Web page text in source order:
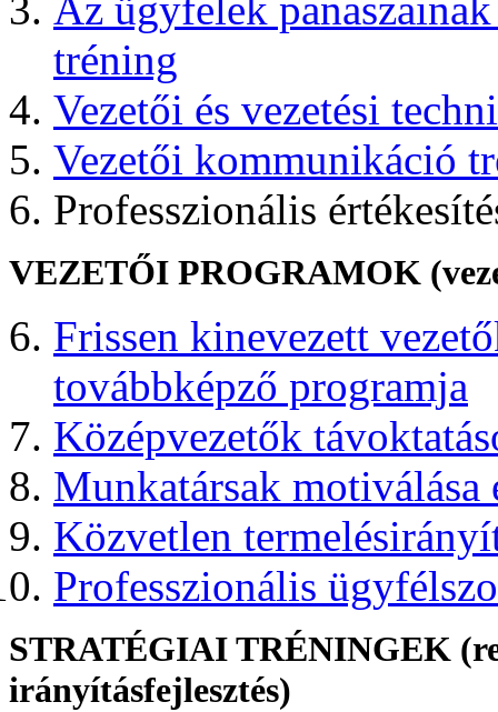
tréning
Vezetői és vezetési
Vezetői kommunikáció
Professzionális
VEZETŐI PROGRAMOK
Frissen kinevezett
továbbképző programja
Középvezetők
Munkatársak motiválása
Közvetlen
Professzionális
STRATÉGIAI TRÉNINGEK
irányításfejlesztés)